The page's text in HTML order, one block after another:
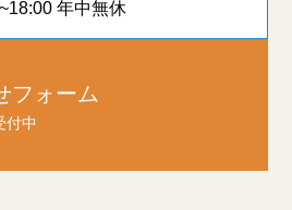
年中無休
フォーム
付中